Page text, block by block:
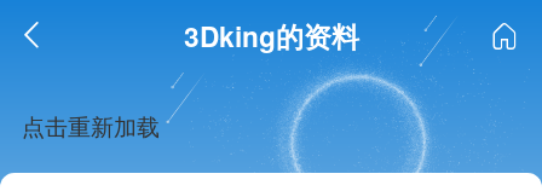
3Dking的资料
点击重新加载